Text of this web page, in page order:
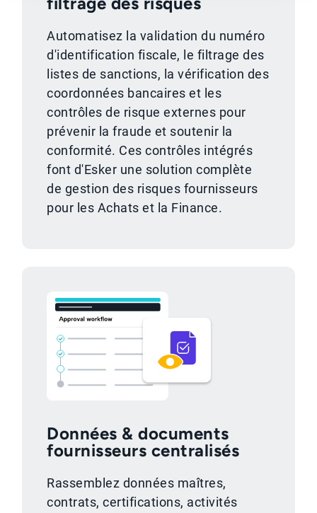
Automatisez la validation du numéro
d'identification fiscale, le filtrage des
listes de sanctions, la vérification des
coordonnées bancaires et les
contrôles de risque externes pour
prévenir la fraude et soutenir la
conformité. Ces contrôles intégrés
font d'Esker une solution complète
de gestion des risques fournisseurs
pour les Achats et la Finance.
Données & documents
fournisseurs centralisés
Rassemblez données maîtres,
contrats, certifications, activités